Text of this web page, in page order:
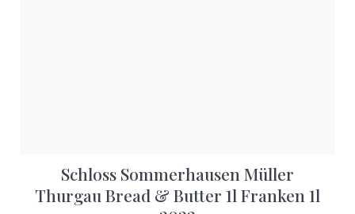
Schloss Sommerhausen Müller
Thurgau Bread & Butter 1l Franken 1l